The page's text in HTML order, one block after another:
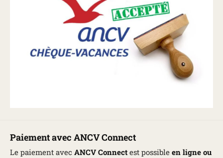
Paiement avec ANCV Connect
Le paiement avec ANCV Connect est possible en ligne ou